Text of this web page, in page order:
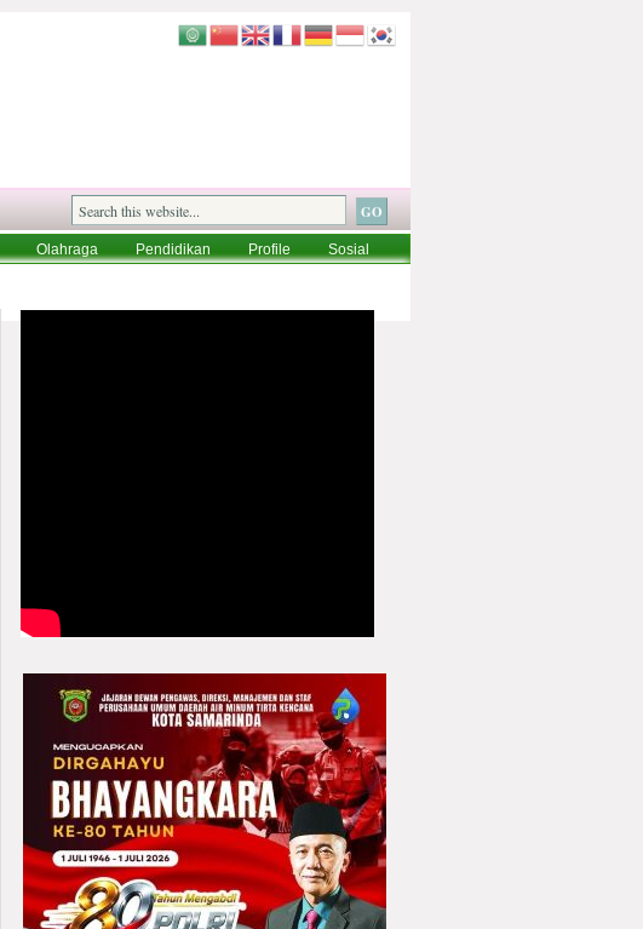
Olahraga Pendidikan Profile
Sosial